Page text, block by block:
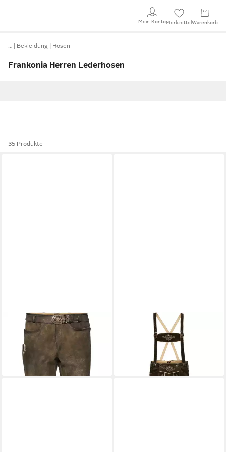
Mein KontoMerkzettel Warenkorb
… Bekleidung Hosen
Frankonia Herren Lederhosen
35 Produkte
LUIS STEINDLTrachtenhose
Kniebundlederhose mit Gürtel
ab 229,99 €
UVP
ALMSACHTrachtenhose
Kniebundlederhose
UVP229,99 €